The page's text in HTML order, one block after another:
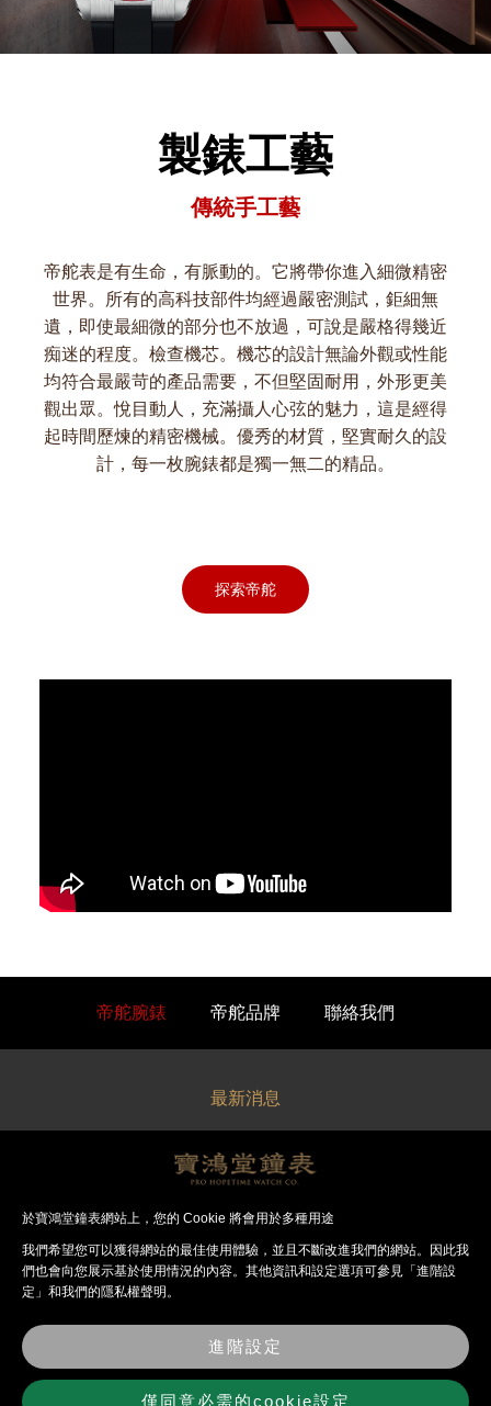
製錶工藝
傳統手工藝
帝舵表是有生命，有脈動的。它將帶你進入細微精密
世界。所有的高科技部件均經過嚴密測試，鉅細無
遺，即使最細微的部分也不放過，可說是嚴格得幾近
痴迷的程度。檢查機芯。機芯的設計無論外觀或性能
均符合最嚴苛的產品需要，不但堅固耐用，外形更美
觀出眾。悅目動人，充滿攝人心弦的魅力，這是經得
起時間歷煉的精密機械。優秀的材質，堅實耐久的設
計，每一枚腕錶都是獨一無二的精品。
探索帝舵
帝舵腕錶 帝舵品牌 聯絡我們
最新消息
關於寶鴻堂
經銷品牌
法律聲明
聯絡我們
於寶鴻堂鐘表網站上，您的 Cookie 將會用於多種用途
我們希望您可以獲得網站的最佳使⽤體驗，並且不斷改進我們的網站。因此我
們也會向您展⽰基於使⽤情況的內容。其他資訊和設定選項可參見「進階設
定」和我們的隱私權聲明。
進階設定
僅同意必需的cookie設定